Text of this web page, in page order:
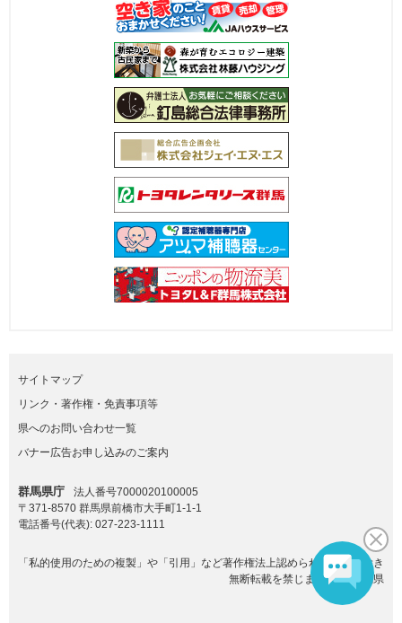
サイトマップ
リンク・著作権・免責事項等
県へのお問い合わせ一覧
バナー広告お申し込みのご案内
群馬県庁
法人番号7000020100005
〒371-8570 群馬県前橋市大手町1-1-1
電話番号(代表): 027-223-1111
「私的使用のための複製」や「引用」など著作権法上認められた場合を除き
無断転載を禁じます。(C)群馬県